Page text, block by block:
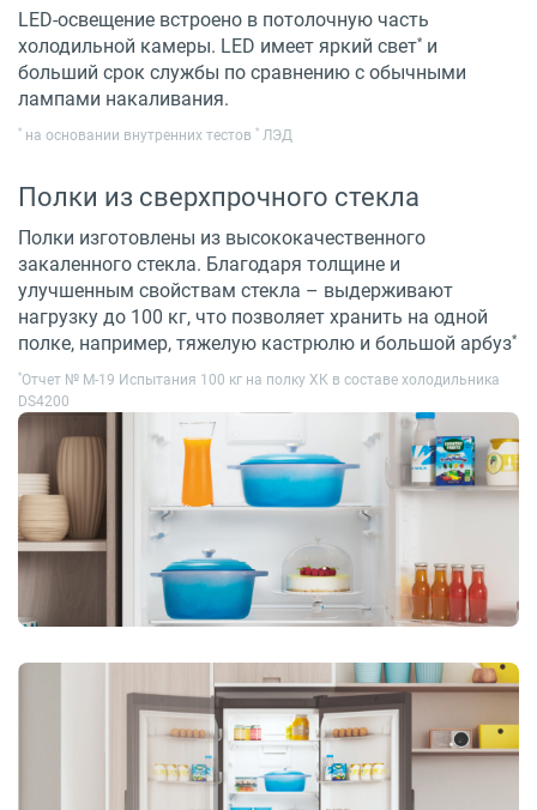
LED-освещение встроено в потолочную часть
холодильной камеры. LED имеет яркий свет* и
больший срок службы по сравнению с обычными
лампами накаливания.
* на основании внутренних тестов * ЛЭД
Полки из сверхпрочного стекла
Полки изготовлены из высококачественного
закаленного стекла. Благодаря толщине и
улучшенным свойствам стекла – выдерживают
нагрузку до 100 кг, что позволяет хранить на одной
полке, например, тяжелую кастрюлю и большой арбуз*
*Отчет № M-19 Испытания 100 кг на полку ХК в составе холодильника
DS4200